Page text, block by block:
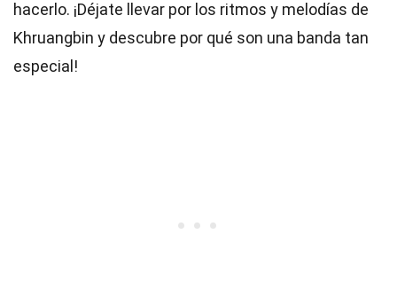
hacerlo. ¡Déjate llevar por los ritmos y melodías de
Khruangbin y descubre por qué son una banda tan
especial!